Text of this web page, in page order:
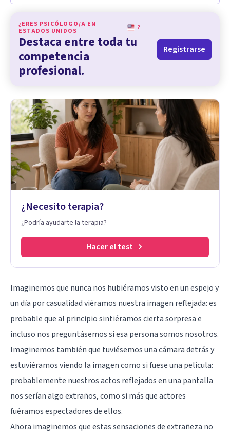
¿ERES PSICÓLOGO/A EN
ESTADOS UNIDOS
?
Destaca entre toda tu
competencia
profesional.
Registrarse
¿Necesito terapia?
¿Podría ayudarte la terapia?
Hacer el test
Imaginemos que nunca nos hubiéramos visto en un espejo y
un día por casualidad viéramos nuestra imagen reflejada: es
probable que al principio sintiéramos cierta sorpresa e
incluso nos preguntásemos si esa persona somos nosotros.
Imaginemos también que tuviésemos una cámara detrás y
estuviéramos viendo la imagen como si fuese una película:
probablemente nuestros actos reflejados en una pantalla
nos serían algo extraños, como si más que actores
fuéramos espectadores de ellos.
Ahora imaginemos que estas sensaciones de extrañeza no